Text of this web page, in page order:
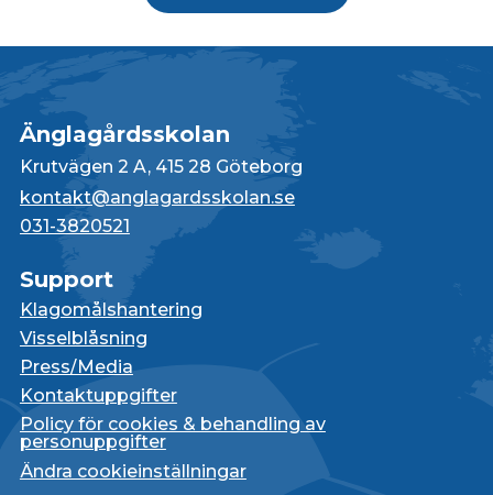
Änglagårdsskolan
Krutvägen 2 A, 415 28 Göteborg
kontakt@anglagardsskolan.se
031-3820521
Support
Klagomålshantering
Visselblåsning
Press/Media
Kontaktuppgifter
Policy för cookies & behandling av
personuppgifter
Ändra cookieinställningar